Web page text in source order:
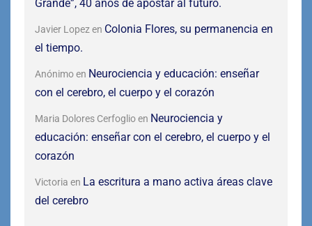
Grande”, 40 años de apostar al futuro.
Javier Lopezen Colonia Flores, su permanencia en
el tiempo.
Anónimoen Neurociencia y educación: enseñar
con el cerebro, el cuerpo y el corazón
Maria Dolores Cerfoglioen Neurociencia y
educación: enseñar con el cerebro, el cuerpo y el
corazón
Victoria en La escritura a mano activa áreas clave
del cerebro